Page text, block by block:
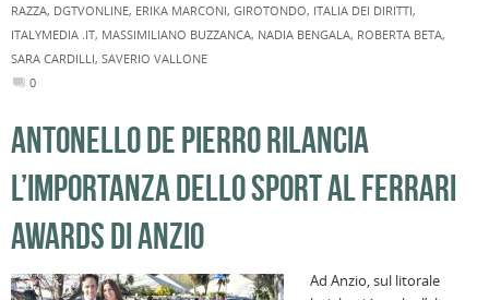
RAZZA, DGTVONLINE, ERIKA MARCONI, GIROTONDO, ITALIA DEI DIRITTI,
ITALYMEDIA .IT, MASSIMILIANO BUZZANCA, NADIA BENGALA, ROBERTA BETA,
SARA CARDILLI, SAVERIO VALLONE
0
ANTONELLO DE PIERRO RILANCIA
L’IMPORTANZA DELLO SPORT AL FERRARI
AWARDS DI ANZIO
Ad Anzio, sul litorale